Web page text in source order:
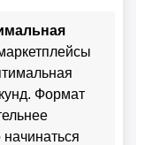
Формат